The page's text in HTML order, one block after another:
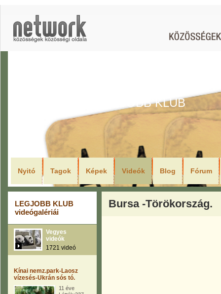
LEGJOBB KLUB
Nyitó Tagok Képek Videók Blog Fórum
LEGJOBB KLUB
videógalériái
Vegyes
videók
1721 videó
Kínai nemz.park-Laosz
vízesés-Ukrán sós tó.
11 éve
Bursa -Törökország.